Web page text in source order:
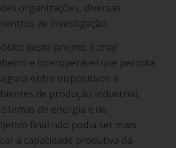
organizações, diversas
de investigação.
deste projeto é criar
e interoperável que permita
entre dispositivos e
de produção industrial,
de energia e de
final não podia ser mais
a capacidade produtiva da